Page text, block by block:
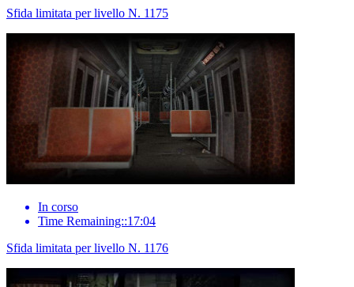
Sfida limitata per livello N. 1175
In corso
Time Remaining::17:04
Sfida limitata per livello N. 1176